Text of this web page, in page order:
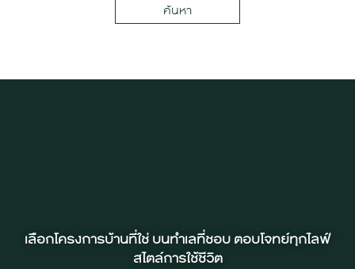
ค้นหา
เลือกโครงการบ้านที่ใช่ บนทำเลที่ชอบ ตอบโจทย์ทุกไลฟ์
สไตล์การใช้ชีวิต